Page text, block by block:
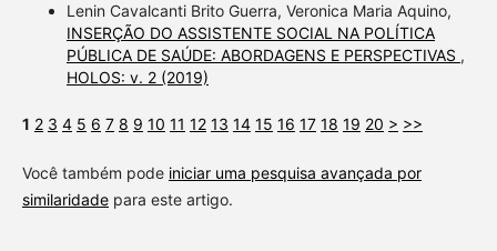
Lenin Cavalcanti Brito Guerra, Veronica Maria Aquino,
INSERÇÃO DO ASSISTENTE SOCIAL NA POLÍTICA
PÚBLICA DE SAÚDE: ABORDAGENS E PERSPECTIVAS ,
HOLOS: v. 2 (2019)
1 2 3 4 5 6 7 8 9 10 11 12 13 14 15 16 17 18 19 20 > >>
Você também pode iniciar uma pesquisa avançada por
similaridadepara este artigo.